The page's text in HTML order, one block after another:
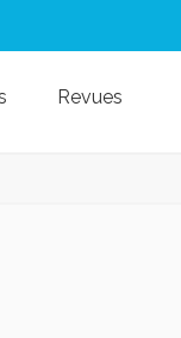
Revues